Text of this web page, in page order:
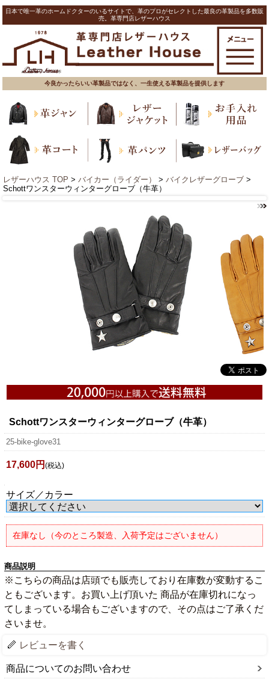
日本で唯一革のホームドクターのいるサイトで、革のプロがセレクトした最良の革製品を多数販
売。革専門店レザーハウス
今良かったらいい革製品ではなく、一生使える革製品を提供します
レザーハウス TOP > バイカー（ライダー） > バイクレザーグローブ >
Schottワンスターウィンターグローブ（牛革）
Schottワンスターウィンターグローブ（牛革）
25-bike-glove31
17,600円 (税込)
サイズ／カラー
在庫なし（今のところ製造、入荷予定はございません）
商品説明
※こちらの商品は店頭でも販売しており在庫数が変動するこ
ともございます。お買い上げ頂いた 商品が在庫切れになっ
てしまっている場合もございますので、その点はご了承くだ
さいませ。
レビューを書く
商品についてのお問い合わせ